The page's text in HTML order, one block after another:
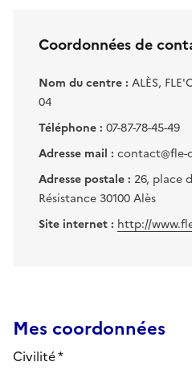
Coordonnées de
Nom du centre : ALÈS,
04
Téléphone : 07-87-78-45-49
Adresse mail : contact@fle-
Adresse postale : 26, place
Résistance 30100 Alès
Site internet : http://
Mes coordonnées
Civilité *